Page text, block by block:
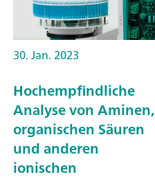
30. Jan. 2023
Hochempfindliche
Analyse von Aminen,
organischen Säuren
und anderen
ionischen